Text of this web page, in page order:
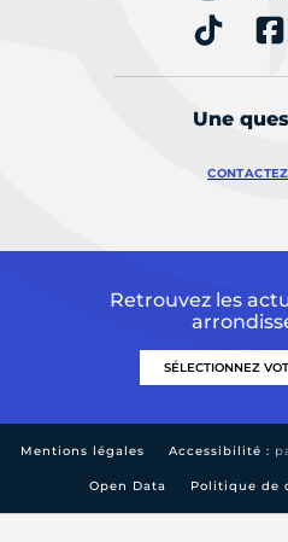
Une
Retrouvez les
Mentions légales Accessibilité :
Open Data Politique de